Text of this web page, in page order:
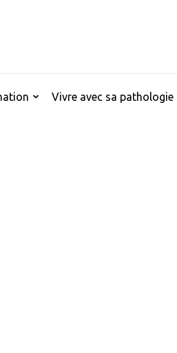
Vivre avec sa pathologie